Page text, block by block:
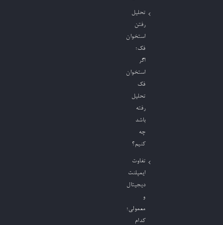
تحلیل
رفتن
استخوان
فک؛
اگر
استخوان
فک
تحلیل
رفته
باشد
چه
کنیم؟
تفاوت
ایمپلنت
دیجیتال
و
معمولی؛
کدام